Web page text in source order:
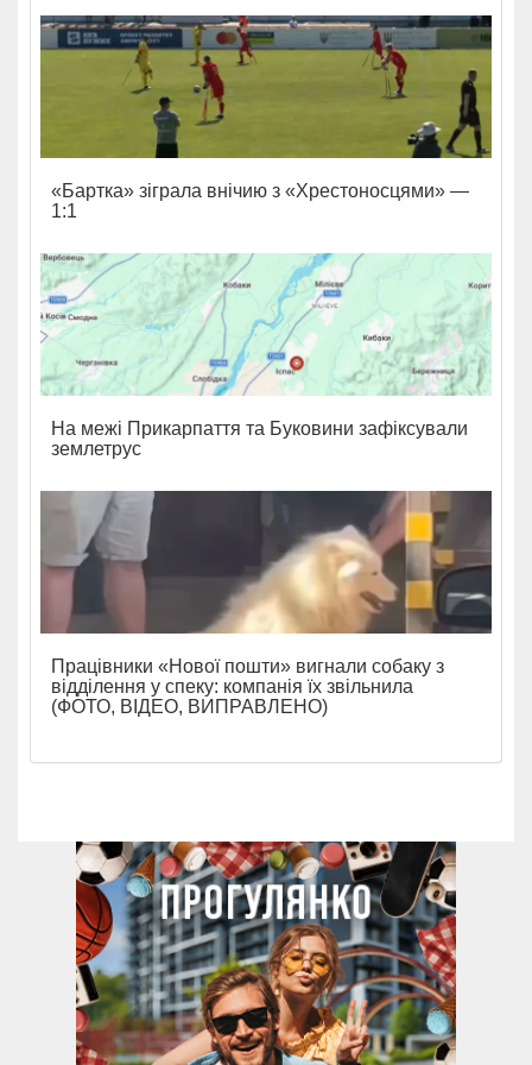
«Бартка» зіграла внічию з «Хрестоносцями» —
1:1
На межі Прикарпаття та Буковини зафіксували
землетрус
Працівники «Нової пошти» вигнали собаку з
відділення у спеку: компанія їх звільнила
(ФОТО, ВІДЕО, ВИПРАВЛЕНО)